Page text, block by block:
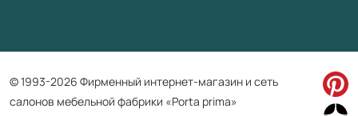
© 1993-2026 Фирменный интернет-магазин и сеть
салонов мебельной фабрики «Porta prima»